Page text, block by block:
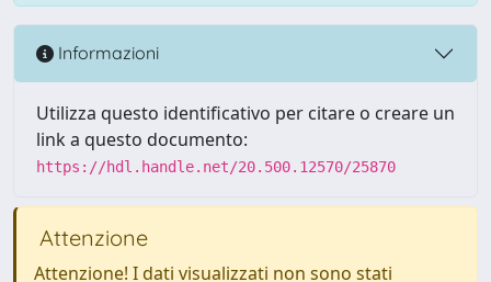
Informazioni
Utilizza questo identificativo per citare o creare un
link a questo documento:
https://hdl.handle.net/20.500.12570/25870
Attenzione
Attenzione! I dati visualizzati non sono stati